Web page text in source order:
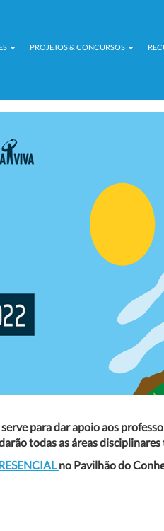
PROJETOS & CONCURSOS
para dar apoio aos
todas as áreas
no Pavilhão do